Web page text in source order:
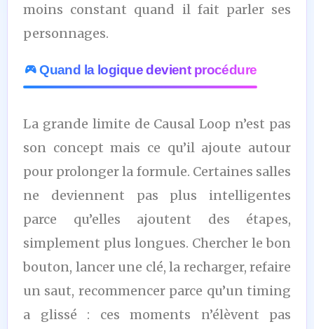
moins constant quand il fait parler ses
personnages.
Quand la logique devient procédure
La grande limite de Causal Loop n’est pas
son concept mais ce qu’il ajoute autour
pour prolonger la formule. Certaines salles
ne deviennent pas plus intelligentes
parce qu’elles ajoutent des étapes,
simplement plus longues. Chercher le bon
bouton, lancer une clé, la recharger, refaire
un saut, recommencer parce qu’un timing
a glissé : ces moments n’élèvent pas